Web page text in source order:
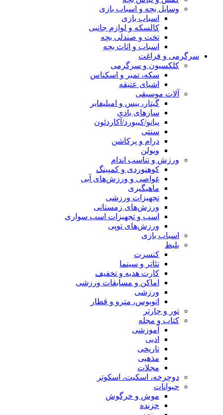
وسایل بچه و اسباب بازی
اسباب بازی
کالسکه و لوازم جانبی
تخت و صندلی بچه
اسباب و اثاث بچه
سرگرمی و فراغت
کلکسیون و سرگرمی
سکه، تمبر و اسکناس
اشیای عتیقه
آلات موسیقی
گیتار، بیس و امپلیفایر
سازهای بادی
پیانو/کیبورد/آکاردئون
سنتی
درام و پرکاشن
ویولن
ورزش و تناسب اندام
کوهنوردی و کمپینگ
غواصی و ورزش‌های آبی
ماهیگیری
تجهیزات ورزشی
ورزش‌های زمستانی
اسب و تجهیزات اسب سواری
ورزش‌های توپی
اسباب‌ بازی
بلیط
کنسرت
تئاتر و سینما
کارت هدیه و تخفیف
اماکن و مسابقات ورزشی
ورزشی
اتوبوس، مترو و قطار
تور و چارتر
کتاب و مجله
آموزشی
ادبی
تاریخی
مذهبی
مجلات
دوچرخه، اسکیت، اسکوتر
حیوانات
موش و خرگوش
خزنده